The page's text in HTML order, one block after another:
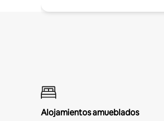
Alojamientos amueblados